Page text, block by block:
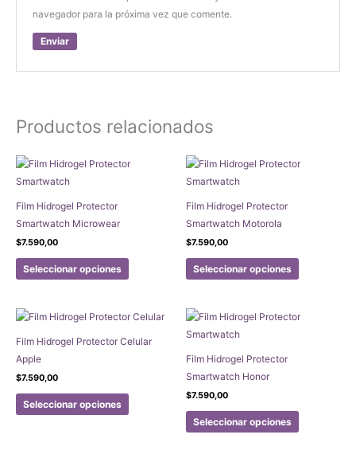
navegador para la próxima vez que comente.
Productos relacionados
Film Hidrogel Protector
Smartwatch Microwear
$7.590,00
Seleccionar opciones
Este
producto
múltiples
Las
Film Hidrogel Protector
Smartwatch Motorola
$7.590,00
Seleccionar opciones
Este
producto
múltiples
Film Hidrogel Protector Celular
Apple
$7.590,00
Seleccionar opciones
Este
producto
Film Hidrogel Protector
Smartwatch Honor
$7.590,00
Seleccionar opciones
Este
producto